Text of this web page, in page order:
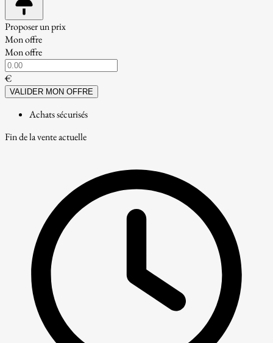
Proposer un prix
Mon offre
Mon offre
€
VALIDER MON OFFRE
Achats sécurisés
Fin de la vente actuelle